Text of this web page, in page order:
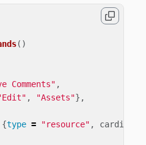
()
Comments" ,
, "Assets"},
{type = "resource" ,